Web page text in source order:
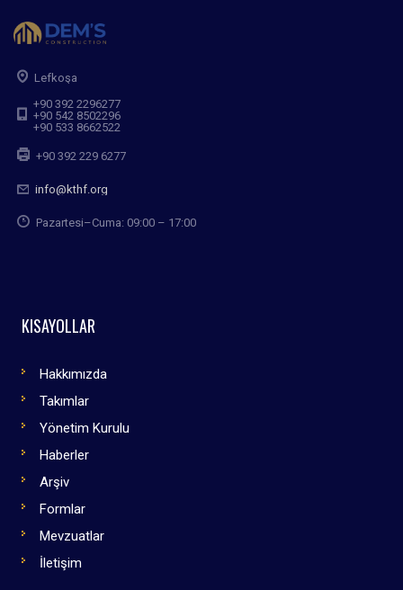
Lefkoşa
+90 392 2296277
+90 542 8502296
+90 533 8662522
+90 392 229 6277
info@kthf.org
Pazartesi–Cuma: 09:00 – 17:00
KISAYOLLAR
Hakkımızda
Takımlar
Yönetim Kurulu
Haberler
Arşiv
Formlar
Mevzuatlar
İletişim